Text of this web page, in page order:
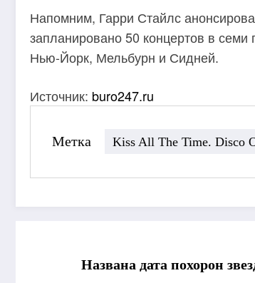
Напомним, Гарри Стайлс
запланировано 50 концертов в
Нью-Йорк, Мельбурн и Сидней.
Источник: buro247.ru
Метка Kiss All The Time. Disco
Названа дата похорон